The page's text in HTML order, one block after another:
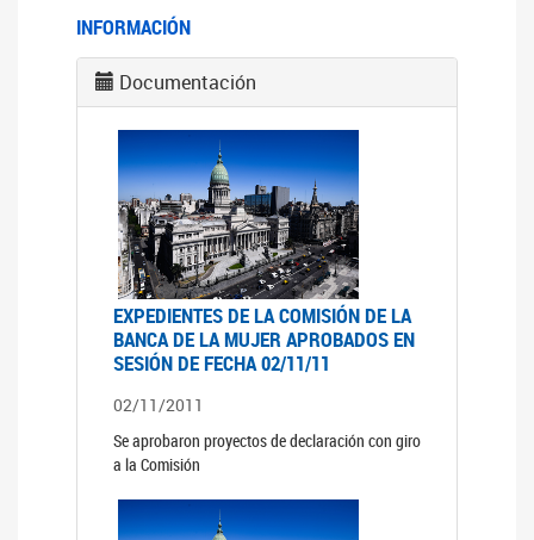
INFORMACIÓN
Documentación
EXPEDIENTES DE LA COMISIÓN DE LA
BANCA DE LA MUJER APROBADOS EN
SESIÓN DE FECHA 02/11/11
02/11/2011
Se aprobaron proyectos de declaración con giro
a la Comisión